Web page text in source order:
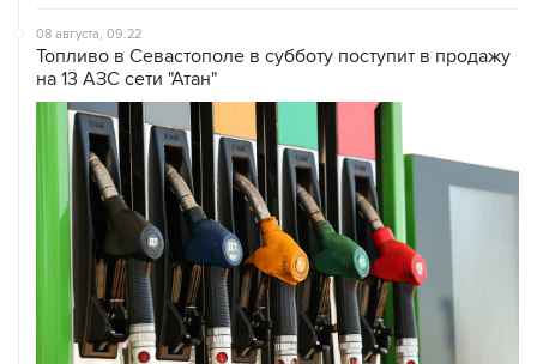
08 августа, 09:22
Топливо в Севастополе в субботу поступит в продажу
на 13 АЗС сети "Атан"